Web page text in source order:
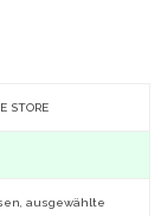
STORE
ausgewählte